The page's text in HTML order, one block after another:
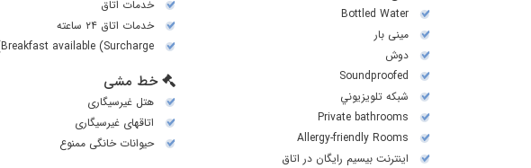
Bottled Water
مینی بار
دوش
Soundproofed
شبكه تلويزيوني
Private bathrooms
Allergy-friendly Rooms
اینترنت بیسیم رایگان در اتاق
خدمات اتاق
خدمات اتاق ۲۴ ساعته
Breakfast available (Surcharge)
خط مشی
هتل غیرسیگاری
اتاقهای غیرسیگاری
حیوانات خانگی ممنوع